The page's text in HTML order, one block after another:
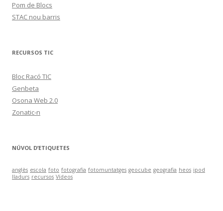
Pom de Blocs
STAC nou barris
RECURSOS TIC
Bloc Racó TIC
Genbeta
Osona Web 2.0
Zonatic-n
NÚVOL D’ETIQUETES
anglès escola foto fotografia fotomuntatges geocube geografia heos ipod
lladurs recursos Vídeos